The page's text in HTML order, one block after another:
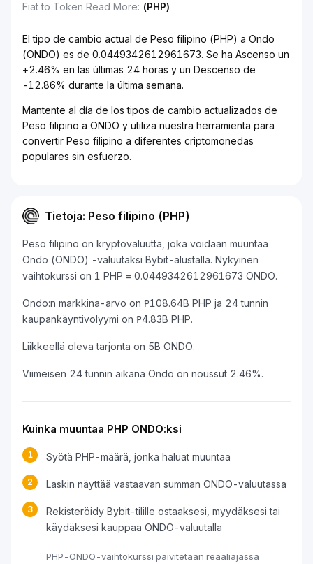
Fiat to Token Read More: (PHP)
El tipo de cambio actual de Peso filipino (PHP) a Ondo
(ONDO) es de 0.0449342612961673. Se ha Ascenso un
+2.46% en las últimas 24 horas y un Descenso de
-12.86% durante la última semana.
Mantente al día de los tipos de cambio actualizados de
Peso filipino a ONDO y utiliza nuestra herramienta para
convertir Peso filipino a diferentes criptomonedas
populares sin esfuerzo.
Tietoja: Peso filipino (PHP)
Peso filipino on kryptovaluutta, joka voidaan muuntaa
Ondo (ONDO) -valuutaksi Bybit-alustalla. Nykyinen
vaihtokurssi on 1 PHP = 0.0449342612961673 ONDO.
Ondo:n markkina-arvo on ₱108.64B PHP ja 24 tunnin
kaupankäyntivolyymi on ₱4.83B PHP.
Liikkeellä oleva tarjonta on 5B ONDO.
Viimeisen 24 tunnin aikana Ondo on noussut 2.46%.
Kuinka muuntaa PHP ONDO:ksi
1 Syötä PHP-määrä, jonka haluat muuntaa
2 Laskin näyttää vastaavan summan ONDO-valuutassa
3
Rekisteröidy Bybit-tilille ostaaksesi, myydäksesi tai
käydäksesi kauppaa ONDO-valuutalla
PHP-ONDO-vaihtokurssi päivitetään reaaliajassa